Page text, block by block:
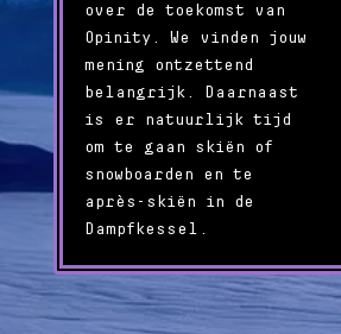
over de toekomst van
Opinity. We vinden jouw
mening ontzettend
belangrijk. Daarnaast
is er natuurlijk tijd
om te gaan skiën of
snowboarden en te
après-skiën in de
Dampfkessel.